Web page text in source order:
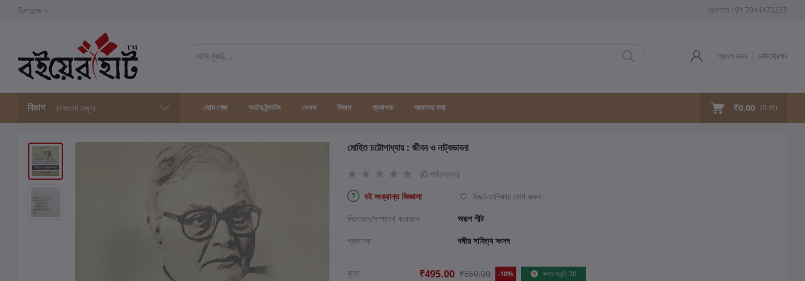
Bangla হেল্পলাইন +91 7044472233
প্রবেশ করুন রেজিস্ট্রেশান
বিভাগ (সবগুলো দেখুন) হোম পেজ অর্ডার ট্র্যাকিং লেখক বিভাগ প্রকাশক আমাদের কথা ₹0.00 (0 বই)
মোহিত চট্টোপাধ্যায় : জীবন ও নাট্যভাবনা
(0 পর্যালোচনা)
বই সংক্রান্ত জিজ্ঞাসা
ইচ্ছা-তালিকায় যোগ করুন
লিখেছেন/সম্পাদনা করেছেন
অরূপ শীট
প্রকাশক
বঙ্গীয় সাহিত্য সংসদ
মূল্য ₹495.00 ₹550.00 -10% ক্লাব পয়েন্ট: 20